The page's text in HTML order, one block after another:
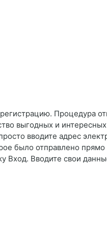
Процедура
выгодных и
вводите адрес
было отправлено
Вход. Вводите свои